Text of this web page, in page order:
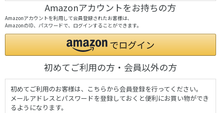
Amazonアカウントをお持ちの方
Amazonアカウントを利用して会員登録されたお客様は、
AmazonのID、パスワードで、ログインすることができます。
初めてご利用の方・会員以外の方
初めてご利用のお客様は、こちらから会員登録を行ってください。
メールアドレスとパスワードを登録しておくと便利にお買い物ができ
るようになります。